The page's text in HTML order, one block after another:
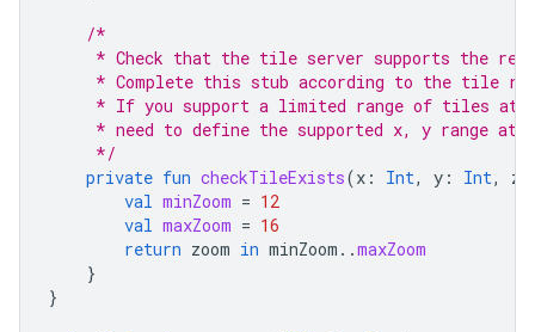
/*
* Check that the tile server supports the
* Complete this stub according to the tile
* If you support a limited range of tiles at
* need to define the supported x, y range at
     */
private fun checkTileExists(x : Int, y : Int,
val minZoom = 12
val maxZoom = 16
return zoom in minZoom ..maxZoom
}
}